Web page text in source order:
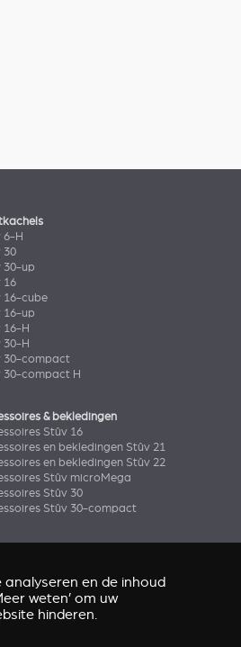
6-H
30
30-up
16
16-cube
16-up
16-H
30-H
30-compact
30-compact H
& bekledingen
Stûv 16
en bekledingen Stûv 21
en bekledingen Stûv 22
Stûv microMega
Stûv 30
Stûv 30-compact
en de inhoud
weten’ om uw
hinderen.